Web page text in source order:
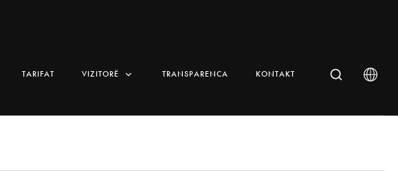
TARIFAT VIZITORË TRANSPARENCA KONTAKT